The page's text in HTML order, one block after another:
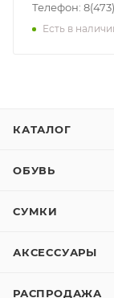
Телефон:
Есть в
КАТАЛОГ
ОБУВЬ
СУМКИ
АКСЕССУАРЫ
РАСПРОДАЖА